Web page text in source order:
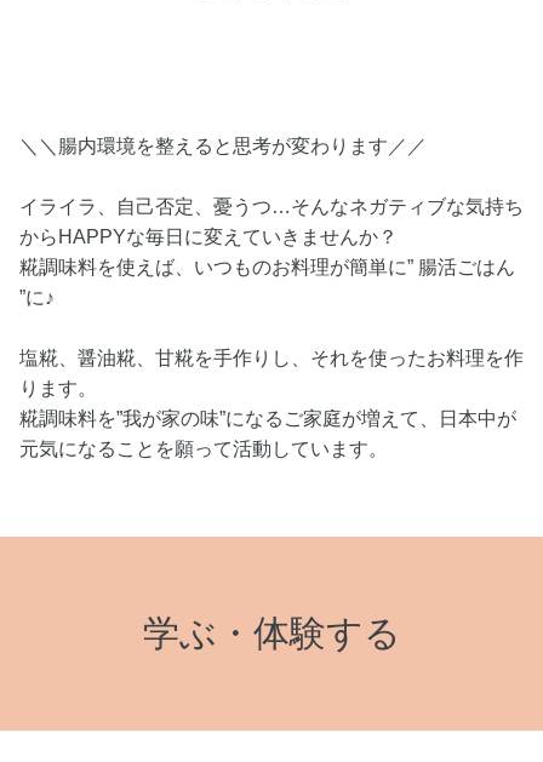
＼＼腸内環境を整えると思考が変わります／／
イライラ、自己否定、憂うつ…そんなネガティブな気持ち
からHAPPYな毎日に変えていきませんか？
糀調味料を使えば、いつものお料理が簡単に” 腸活ごはん
”に♪
塩糀、醤油糀、甘糀を手作りし、それを使ったお料理を作
ります。
糀調味料を”我が家の味”になるご家庭が増えて、日本中が
元気になることを願って活動しています。
学ぶ・体験する